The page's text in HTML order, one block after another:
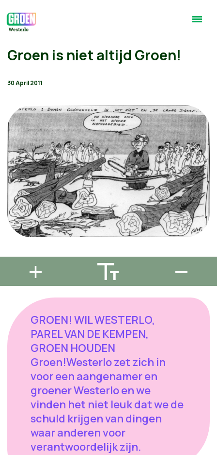
Groen is niet altijd Groen!
30 April 2011
GROEN! WIL WESTERLO,
PAREL VAN DE KEMPEN,
GROEN HOUDEN
Groen!Westerlo zet zich in
voor een aangenamer en
groener Westerlo en we
vinden het niet leuk dat we de
schuld krijgen van dingen
waar anderen voor
verantwoordelijk zijn.